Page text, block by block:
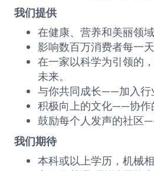
我们提供
在健康、营养和美丽领
影响数百万消费者每一
在一家以科学为引领的
未来。
与你共同成长——加入行
积极向上的文化——协作
鼓励每个人发声的社区
我们期待
本科或以上学历，机械